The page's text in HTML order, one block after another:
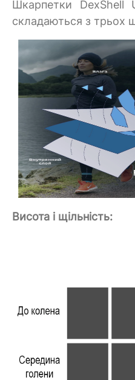
Шкарпетки
складаються з трьох
Висота і щільність: